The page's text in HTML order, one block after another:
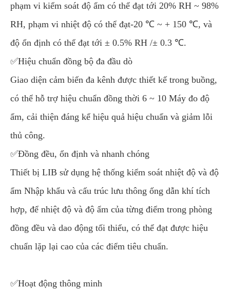
phạm vi kiểm soát độ ẩm có thể đạt tới 20% RH ~ 98%
RH, phạm vi nhiệt độ có thể đạt-20 ℃ ~ + 150 ℃, và
độ ổn định có thể đạt tới ± 0.5% RH /± 0.3 ℃.
✅Hiệu chuẩn đồng bộ đa đầu dò
Giao diện cảm biến đa kênh được thiết kế trong buồng,
có thể hỗ trợ hiệu chuẩn đồng thời 6 ~ 10 Máy đo độ
ẩm, cải thiện đáng kể hiệu quả hiệu chuẩn và giảm lỗi
thủ công.
✅Đồng đều, ổn định và nhanh chóng
Thiết bị LIB sử dụng hệ thống kiểm soát nhiệt độ và độ
ẩm Nhập khẩu và cấu trúc lưu thông ống dẫn khí tích
hợp, để nhiệt độ và độ ẩm của từng điểm trong phòng
đồng đều và dao động tối thiểu, có thể đạt được hiệu
chuẩn lặp lại cao của các điểm tiêu chuẩn.
✅Hoạt động thông minh